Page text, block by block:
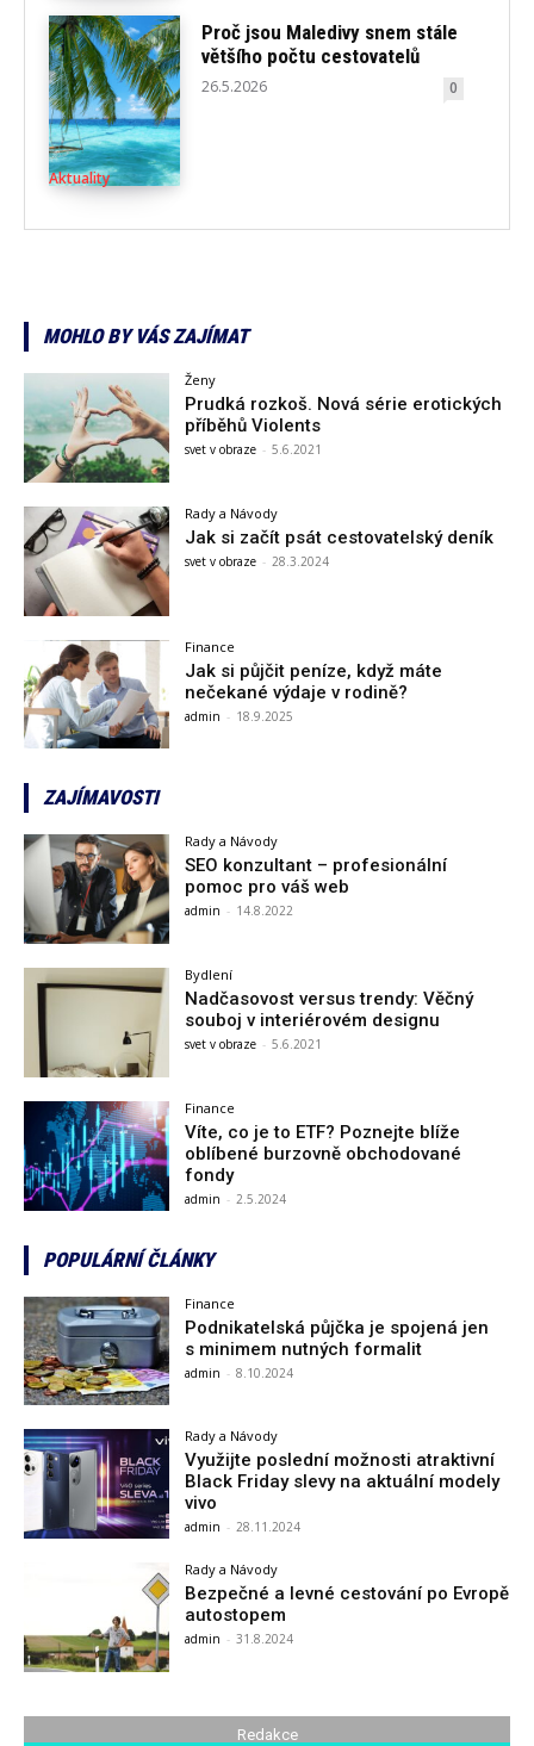
Aktuality
Proč jsou Maledivy snem stále
většího počtu cestovatelů
26.5.2026 0
MOHLO BY VÁS ZAJÍMAT
Ženy
Prudká rozkoš. Nová série erotických
příběhů Violents
svet v obraze - 5.6.2021
Rady a Návody
Jak si začít psát cestovatelský deník
svet v obraze - 28.3.2024
Finance
Jak si půjčit peníze, když máte
nečekané výdaje v rodině?
admin - 18.9.2025
ZAJÍMAVOSTI
Rady a Návody
SEO konzultant – profesionální
pomoc pro váš web
admin - 14.8.2022
Bydlení
Nadčasovost versus trendy: Věčný
souboj v interiérovém designu
svet v obraze - 5.6.2021
Finance
Víte, co je to ETF? Poznejte blíže
oblíbené burzovně obchodované
fondy
admin - 2.5.2024
POPULÁRNÍ ČLÁNKY
Finance
Podnikatelská půjčka je spojená jen
s minimem nutných formalit
admin - 8.10.2024
Rady a Návody
Využijte poslední možnosti atraktivní
Black Friday slevy na aktuální modely
vivo
admin - 28.11.2024
Rady a Návody
Bezpečné a levné cestování po Evropě
autostopem
admin - 31.8.2024
Redakce